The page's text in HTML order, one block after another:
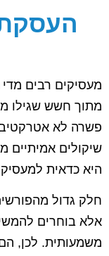
מעסיקים רבים
מתוך חשש שגילו
פשרה לא
שיקולים אמיתיים
היא כדאית
חלק גדול
אלא בוחרים
משמעותית. לכן, הם